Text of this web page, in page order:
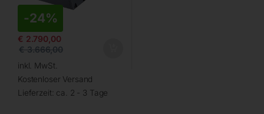
-24%
€ 2.790,00
€3.666,00
inkl. MwSt.
Kostenloser Versand
Lieferzeit: ca. 2 - 3 Tage